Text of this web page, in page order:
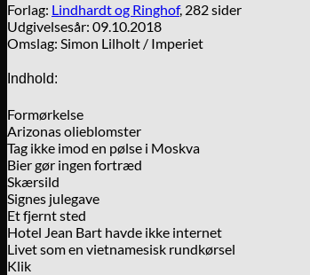
Forlag: Lindhardt og Ringhof, 282 sider
Udgivelsesår: 09.10.2018
Omslag: Simon Lilholt / Imperiet
Indhold:
Formørkelse
Arizonas olieblomster
Tag ikke imod en pølse i Moskva
Bier gør ingen fortræd
Skærsild
Signes julegave
Et fjernt sted
Hotel Jean Bart havde ikke internet
Livet som en vietnamesisk rundkørsel
Klik